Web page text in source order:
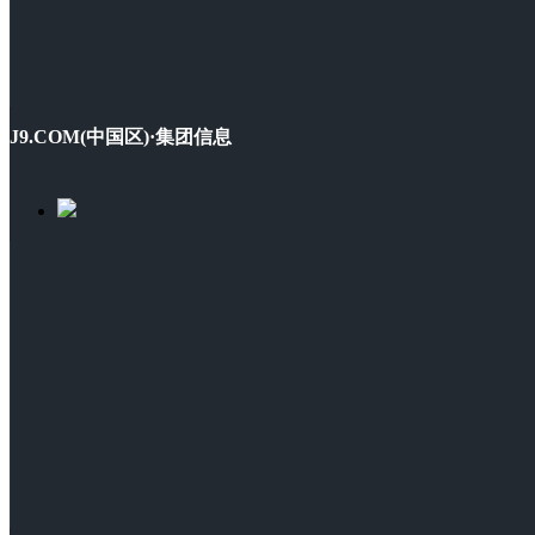
J9.COM(中国区)·集团信息